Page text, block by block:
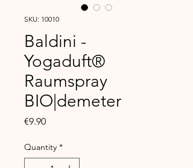
SKU: 10010
Baldini -
Yogaduft®
Raumspray
BIO|demeter
€9.90Price
Quantity *